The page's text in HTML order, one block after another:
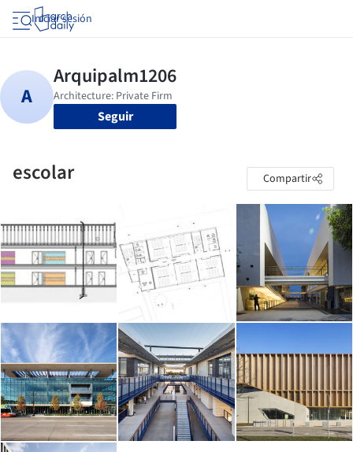
Iniciar sesión
Seguir
escolar Compartir